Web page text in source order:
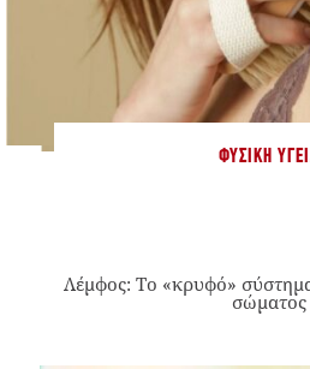
ΦΥΣΙΚΉ
Λέμφος: Το «κρυφό»
σώματος